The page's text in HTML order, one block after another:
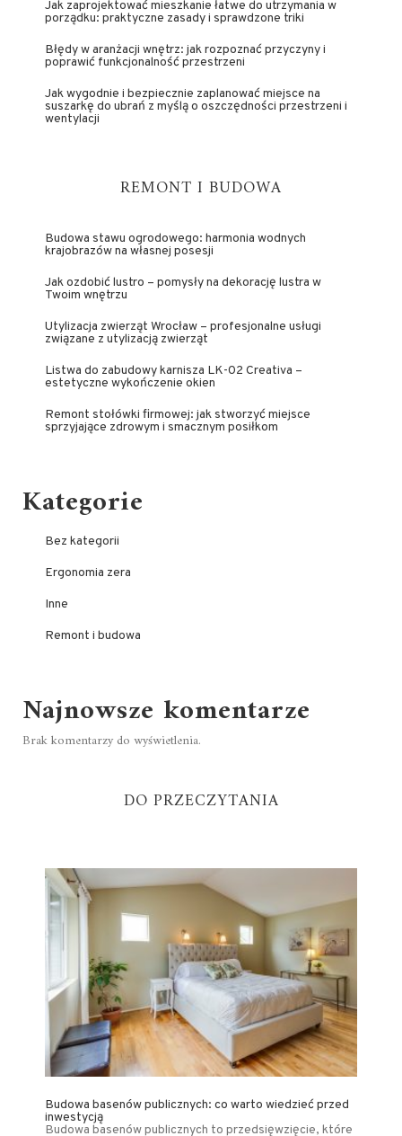
Jak zaprojektować mieszkanie łatwe do utrzymania w
porządku: praktyczne zasady i sprawdzone triki
Błędy w aranżacji wnętrz: jak rozpoznać przyczyny i
poprawić funkcjonalność przestrzeni
Jak wygodnie i bezpiecznie zaplanować miejsce na
suszarkę do ubrań z myślą o oszczędności przestrzeni i
wentylacji
REMONT I BUDOWA
Budowa stawu ogrodowego: harmonia wodnych
krajobrazów na własnej posesji
Jak ozdobić lustro – pomysły na dekorację lustra w
Twoim wnętrzu
Utylizacja zwierząt Wrocław – profesjonalne usługi
związane z utylizacją zwierząt
Listwa do zabudowy karnisza LK-02 Creativa –
estetyczne wykończenie okien
Remont stołówki firmowej: jak stworzyć miejsce
sprzyjające zdrowym i smacznym posiłkom
Kategorie
Bez kategorii
Ergonomia zera
Inne
Remont i budowa
Najnowsze komentarze
Brak komentarzy do wyświetlenia.
DO PRZECZYTANIA
Budowa basenów publicznych: co warto wiedzieć przed
inwestycją
Budowa basenów publicznych to przedsięwzięcie, które